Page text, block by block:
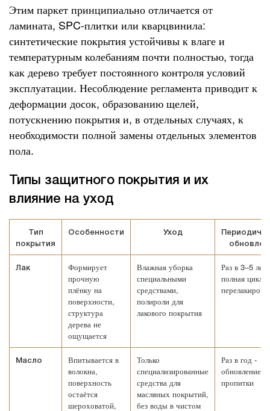
Этим паркет принципиально отличается от
ламината, SPC-плитки или кварцвинила:
синтетические покрытия устойчивы к влаге и
температурным колебаниям почти полностью, тогда
как дерево требует постоянного контроля условий
эксплуатации. Несоблюдение регламента приводит к
деформации досок, образованию щелей,
потускнению покрытия и, в отдельных случаях, к
необходимости полной замены отдельных элементов
пола.
Типы защитного покрытия и их
влияние на уход
Тип
покрытия
Особенности Уход
Лак
Формирует
прочную
плёнку на
поверхности,
структура
дерева не
ощущается
Влажная уборка
специальными
средствами,
полироли для
лакового покрытия
Раз в 3–5 лет
полная
Масло
Впитывается в
волокна,
поверхность
остаётся
шероховатой,
Только
специализированные
средства для
масляных покрытий,
без воды в чистом
Раз в год -
обновление
пропитки